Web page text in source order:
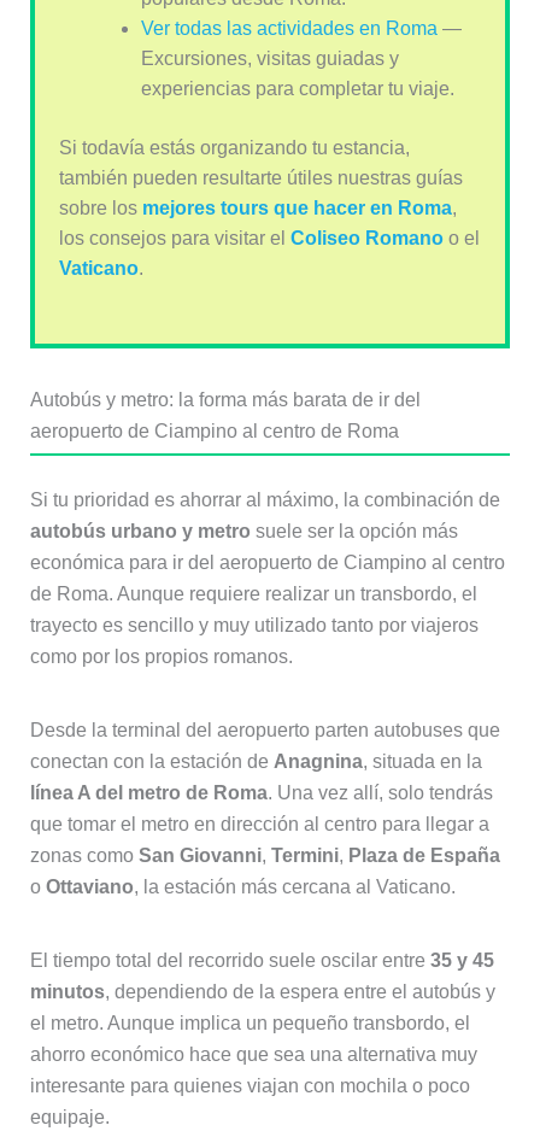
Ver todas las actividades en Roma —
Excursiones, visitas guiadas y
experiencias para completar tu viaje.
Si todavía estás organizando tu estancia,
también pueden resultarte útiles nuestras guías
sobre los mejores tours que hacer en Roma,
los consejos para visitar el Coliseo Romanoo el
Vaticano.
Autobús y metro: la forma más barata de ir del
aeropuerto de Ciampino al centro de Roma
Si tu prioridad es ahorrar al máximo, la combinación de
autobús urbano y metro suele ser la opción más
económica para ir del aeropuerto de Ciampino al centro
de Roma. Aunque requiere realizar un transbordo, el
trayecto es sencillo y muy utilizado tanto por viajeros
como por los propios romanos.
Desde la terminal del aeropuerto parten autobuses que
conectan con la estación de Anagnina, situada en la
línea A del metro de Roma. Una vez allí, solo tendrás
que tomar el metro en dirección al centro para llegar a
zonas como San Giovanni, Termini, Plaza de España
o Ottaviano, la estación más cercana al Vaticano.
El tiempo total del recorrido suele oscilar entre 35 y 45
minutos, dependiendo de la espera entre el autobús y
el metro. Aunque implica un pequeño transbordo, el
ahorro económico hace que sea una alternativa muy
interesante para quienes viajan con mochila o poco
equipaje.